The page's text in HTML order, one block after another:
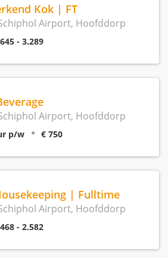
Kok | FT
Airport, Hoofddorp
- 3.289
Airport, Hoofddorp
p/w € 750
| Fulltime
Airport, Hoofddorp
- 2.582